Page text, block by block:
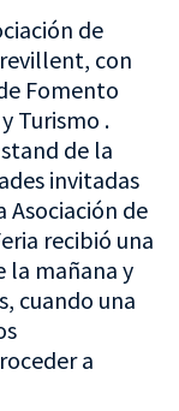
de
con
Fomento
Turismo .
de la
invitadas
Asociación de
recibió una
la mañana y
cuando una
a